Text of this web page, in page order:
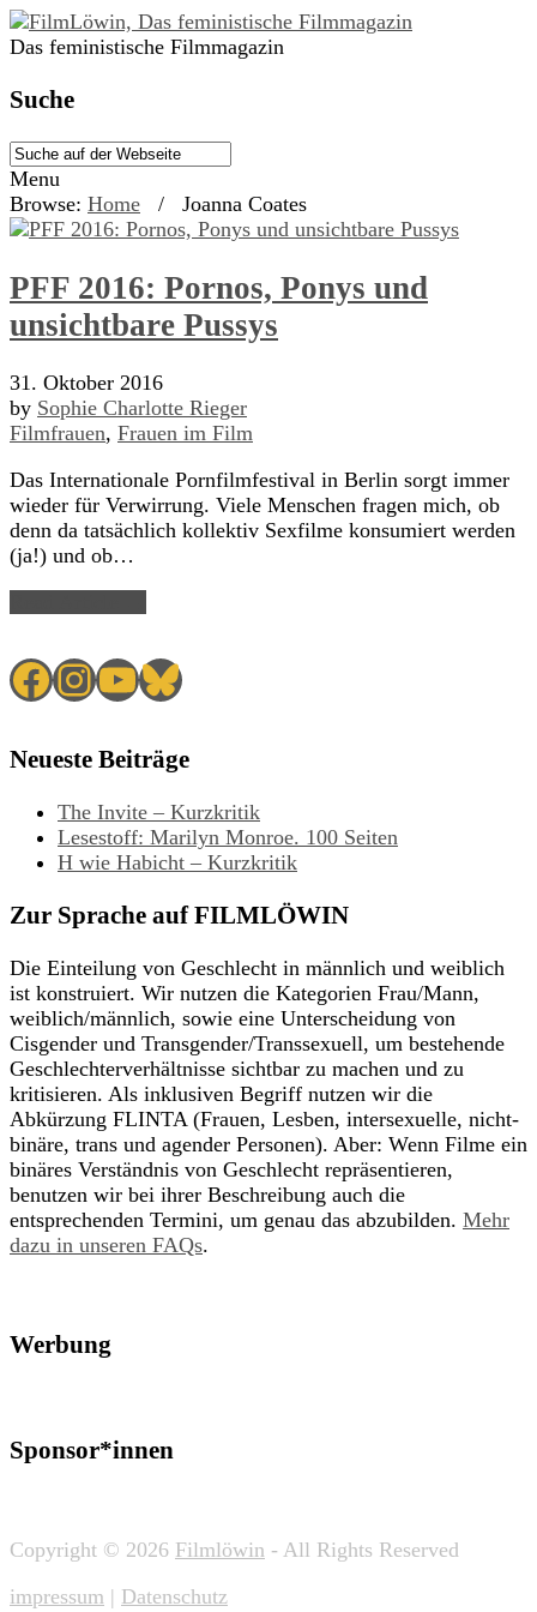
Das feministische Filmmagazin
Suche
Menu
Browse: Home / Joanna Coates
PFF 2016: Pornos, Ponys und
unsichtbare Pussys
31. Oktober 2016
by Sophie Charlotte Rieger
Filmfrauen, Frauen im Film
Das Internationale Pornfilmfestival in Berlin sorgt immer
wieder für Verwirrung. Viele Menschen fragen mich, ob
denn da tatsächlich kollektiv Sexfilme konsumiert werden
(ja!) und ob…
Facebook
Instagram
YouTube
Bluesky
Neueste Beiträge
The Invite – Kurzkritik
Lesestoff: Marilyn Monroe. 100 Seiten
H wie Habicht – Kurzkritik
Zur Sprache auf FILMLÖWIN
Die Einteilung von Geschlecht in männlich und weiblich
ist konstruiert. Wir nutzen die Kategorien Frau/Mann,
weiblich/männlich, sowie eine Unterscheidung von
Cisgender und Transgender/Transsexuell, um bestehende
Geschlechterverhältnisse sichtbar zu machen und zu
kritisieren. Als inklusiven Begriff nutzen wir die
Abkürzung FLINTA (Frauen, Lesben, intersexuelle, nicht-
binäre, trans und agender Personen). Aber: Wenn Filme ein
binäres Verständnis von Geschlecht repräsentieren,
benutzen wir bei ihrer Beschreibung auch die
entsprechenden Termini, um genau das abzubilden. Mehr
dazu in unseren FAQs.
Werbung
Sponsor*innen
Copyright © 2026 Filmlöwin - All Rights Reserved
impressum | Datenschutz